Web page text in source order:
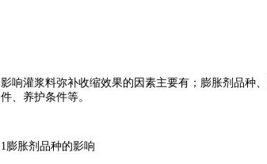
影响灌浆料弥补收缩效果的因素主要有； 膨胀剂品种、
件、养护条件等。
1膨胀剂品种的影响